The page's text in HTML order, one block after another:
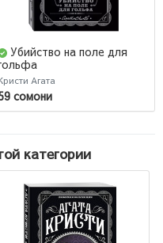
Убийство на поле для
Агата
сомони
категории